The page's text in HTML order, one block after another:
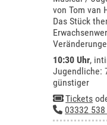
von Tom van
Das Stück
10:30 Uhr,
Jugendliche:
günstiger
Tickets
03332 538